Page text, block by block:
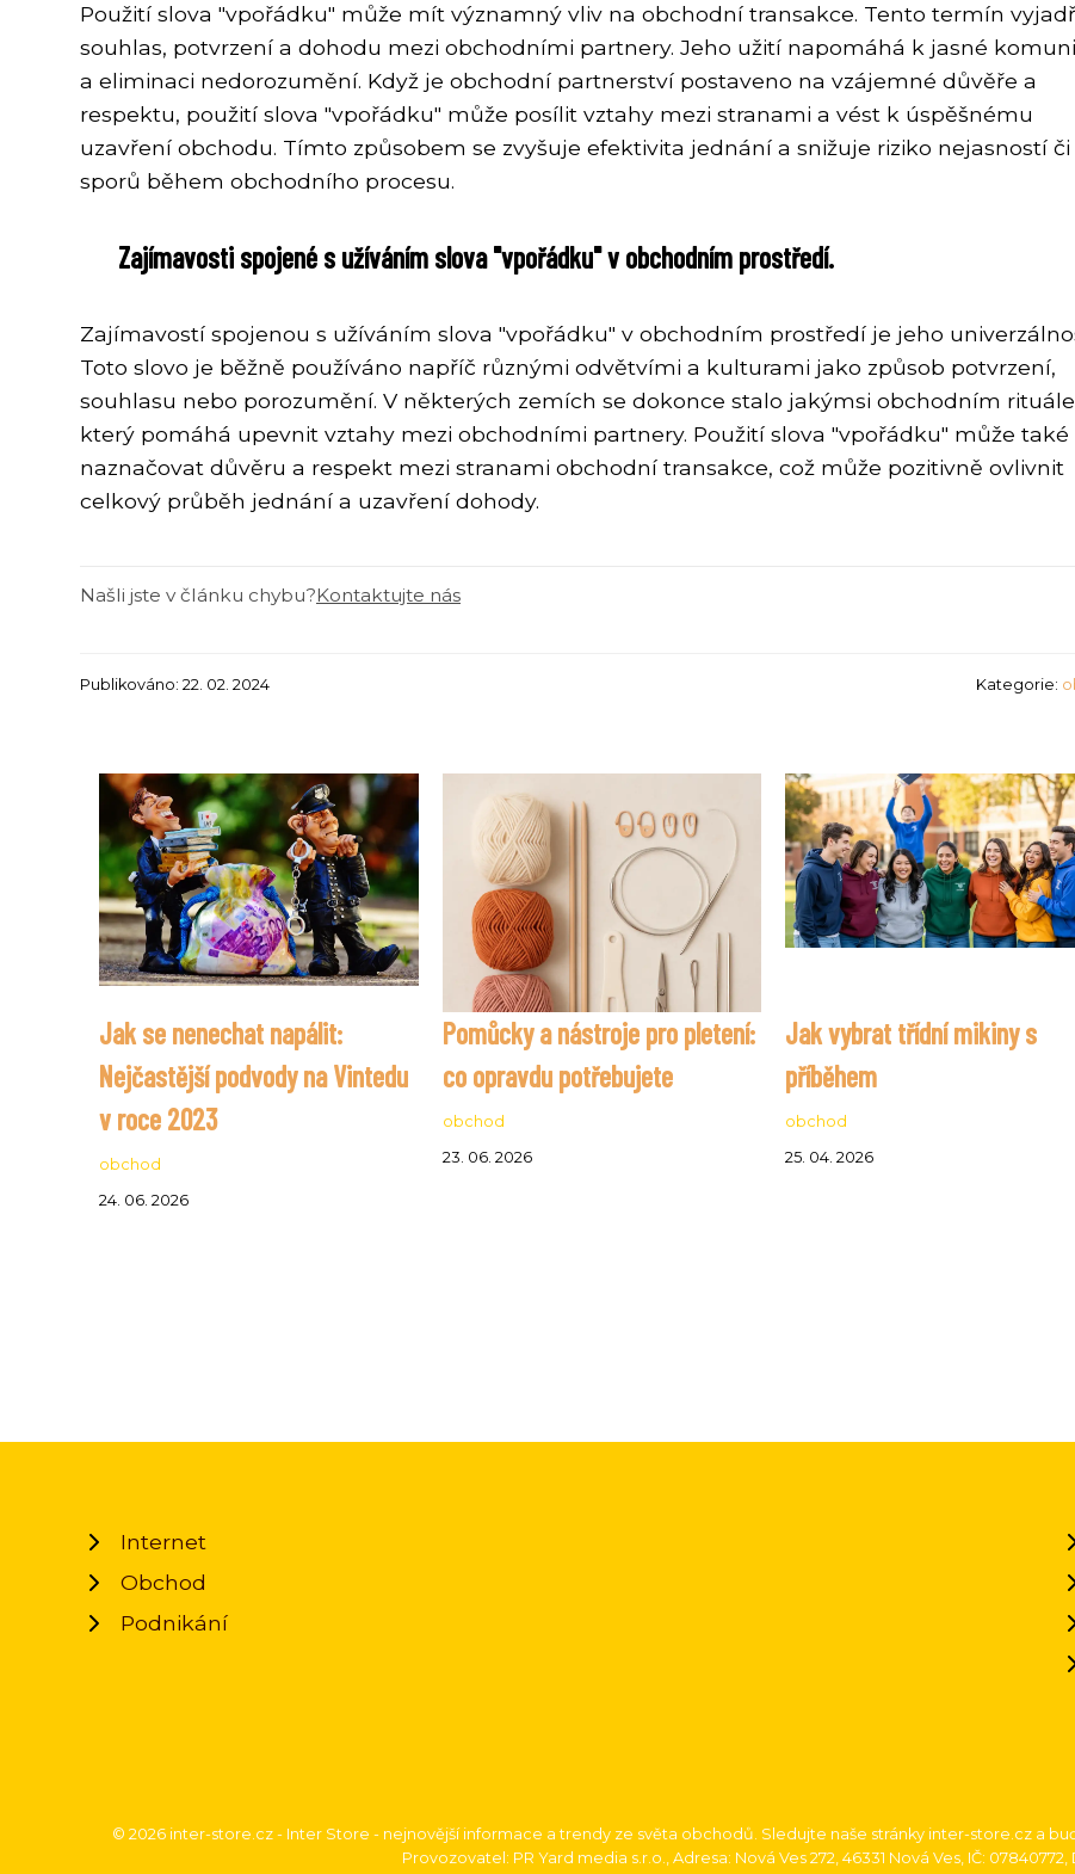
Použití slova "vpořádku" může mít významný vliv na obchodní transakce. Tento termín
souhlas, potvrzení a dohodu mezi obchodními partnery. Jeho užití napomáhá k jasné
a eliminaci nedorozumění. Když je obchodní partnerství postaveno na vzájemné důvěře a
respektu, použití slova "vpořádku" může posílit vztahy mezi stranami a vést k úspěšnému
uzavření obchodu. Tímto způsobem se zvyšuje efektivita jednání a snižuje riziko nejasností či
sporů během obchodního procesu.
Zajímavosti spojené s užíváním slova "vpořádku" v obchodním prostředí.
Zajímavostí spojenou s užíváním slova "vpořádku" v obchodním prostředí je jeho
Toto slovo je běžně používáno napříč různými odvětvími a kulturami jako způsob potvrzení,
souhlasu nebo porozumění. V některých zemích se dokonce stalo jakýmsi obchodním
který pomáhá upevnit vztahy mezi obchodními partnery. Použití slova "vpořádku" může také
naznačovat důvěru a respekt mezi stranami obchodní transakce, což může pozitivně ovlivnit
celkový průběh jednání a uzavření dohody.
Našli jste v článku chybu?Kontaktujte nás
Publikováno: 22. 02. 2024 Kategorie:
Jak se nenechat napálit:
Nejčastější podvody na Vintedu
v roce 2023
obchod
24. 06. 2026
Pomůcky a nástroje pro pletení:
co opravdu potřebujete
obchod
23. 06. 2026
Jak vybrat třídní mikiny s
příběhem
obchod
25. 04. 2026
Internet
Obchod
Podnikání
© 2026 inter-store.cz - Inter Store - nejnovější informace a trendy ze světa obchodů. Sledujte naše stránky inter-store.cz a
Provozovatel: PR Yard media s.r.o., Adresa: Nová Ves 272, 46331 Nová Ves, IČ: 07840772,